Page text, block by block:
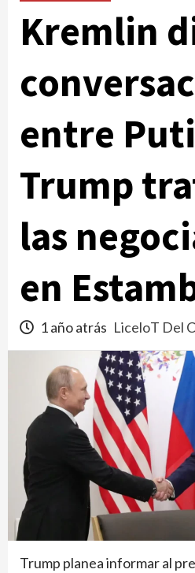
Kremlin
entre
Trump
las
en
1 año atrás LiceloT Del
Trump planea informar al